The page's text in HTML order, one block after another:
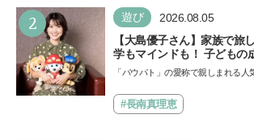
い…
2 遊び 2026.08.05
【大島優子さん】家族で旅
学もマインドも！ 子どもの
声優をつとめた映画『パウ
できると子どもに知ってほし
「パウパト」の愛称で親しまれる人
ザ…#長南真理恵